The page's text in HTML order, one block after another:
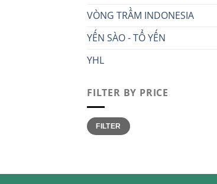
VÒNG TRẦM INDONESIA
YẾN SÀO - TỔ YẾN
YHL
FILTER BY PRICE
Min
price
Max
priceFILTER